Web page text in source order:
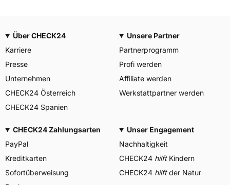
Über CHECK24
Karriere
Presse
Unternehmen
CHECK24 Österreich
CHECK24 Spanien
Unsere Partner
Partnerprogramm
Profi werden
Affiliate werden
Werkstattpartner werden
CHECK24 Zahlungsarten
PayPal
Kreditkarten
Sofortüberweisung
Unser Engagement
Nachhaltigkeit
CHECK24 hilftKindern
CHECK24 hilftder Natur